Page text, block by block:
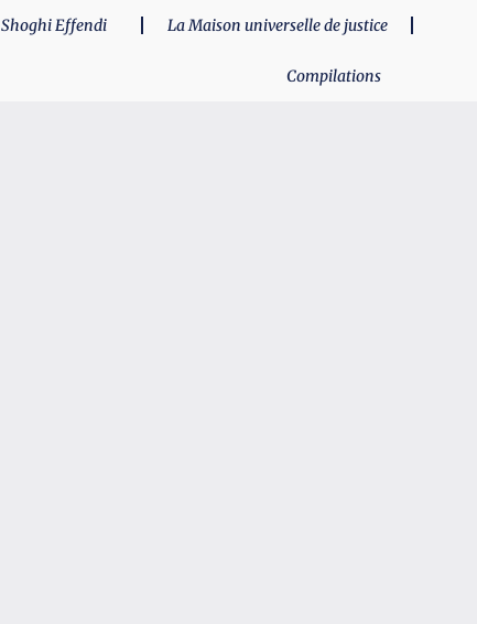
Shoghi Effendi La Maison universelle de justice
Compilations